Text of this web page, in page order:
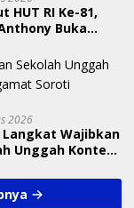
HUT RI Ke-81,
Buka
RA Cup I 2026
2026
Langkat Wajibkan
Unggah Konten